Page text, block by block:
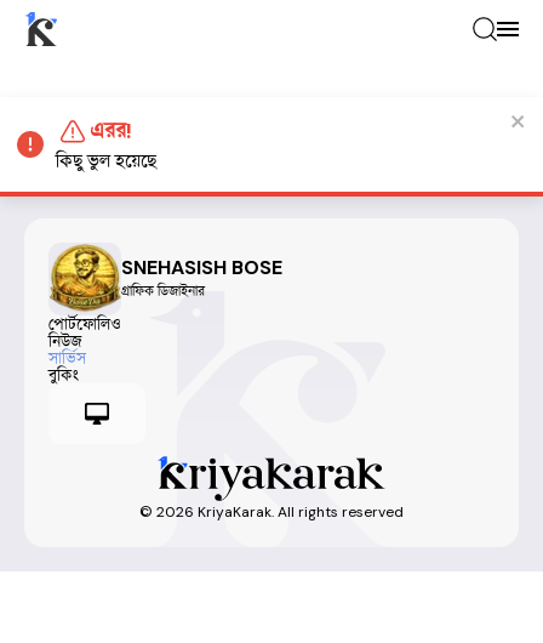
SNEHASISH BOSE
গ্রাফিক ডিজাইনার
পোর্টফোলিও
নিউজ
সার্ভিস
বুকিং
© 2026 KriyaKarak. All rights reserved
এরর!
কিছু ভুল হয়েছে